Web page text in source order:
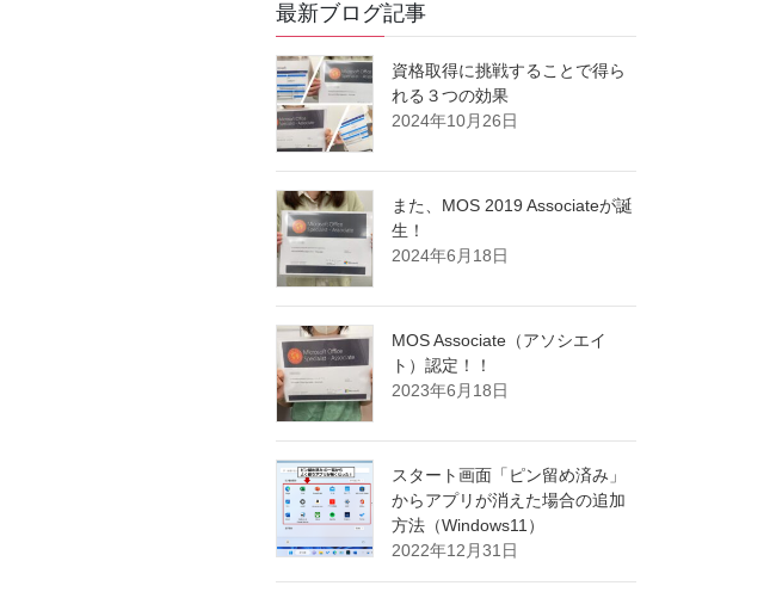
最新ブログ記事
資格取得に挑戦することで得ら
れる３つの効果
2024年10月26日
また、MOS 2019 Associateが誕
生！
2024年6月18日
MOS Associate（アソシエイ
ト）認定！！
2023年6月18日
スタート画面「ピン留め済み」
からアプリが消えた場合の追加
方法（Windows11）
2022年12月31日